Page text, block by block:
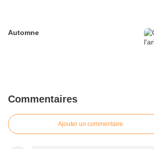
Automne
Commentaires
Ajouter un commentaire